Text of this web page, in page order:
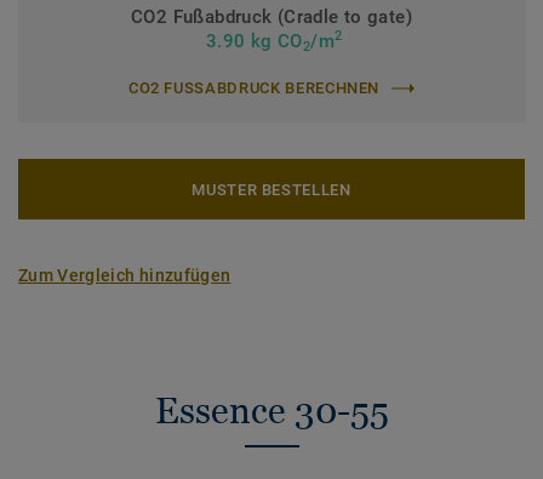
CO2 Fußabdruck (Cradle to gate)
3.90 kg CO2/m2
CO2 FUSSABDRUCK BERECHNEN
MUSTER BESTELLEN
Zum Vergleich hinzufügen
Essence 30-55